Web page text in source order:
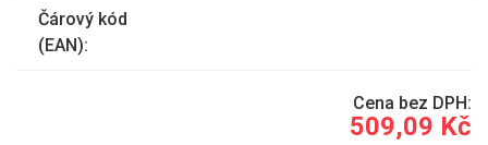
Čárový kód
(EAN):
Cena bez DPH:
509,09 Kč